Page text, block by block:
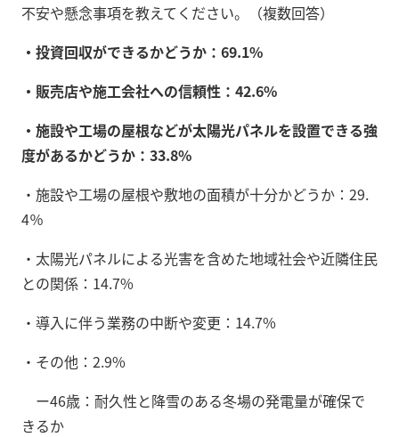
不安や懸念事項を教えてください。（複数回答）
・投資回収ができるかどうか：69.1%
・販売店や施工会社への信頼性：42.6%
・施設や工場の屋根などが太陽光パネルを設置できる強
度があるかどうか：33.8%
・施設や工場の屋根や敷地の面積が十分かどうか：29.
4％
・太陽光パネルによる光害を含めた地域社会や近隣住民
との関係：14.7%
・導入に伴う業務の中断や変更：14.7%
・その他：2.9%
ー46歳：耐久性と降雪のある冬場の発電量が確保で
きるか